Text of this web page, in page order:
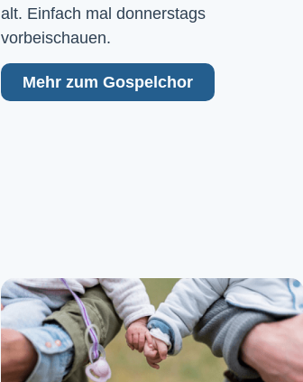
alt. Einfach mal donnerstags
vorbeischauen.
Mehr zum Gospelchor